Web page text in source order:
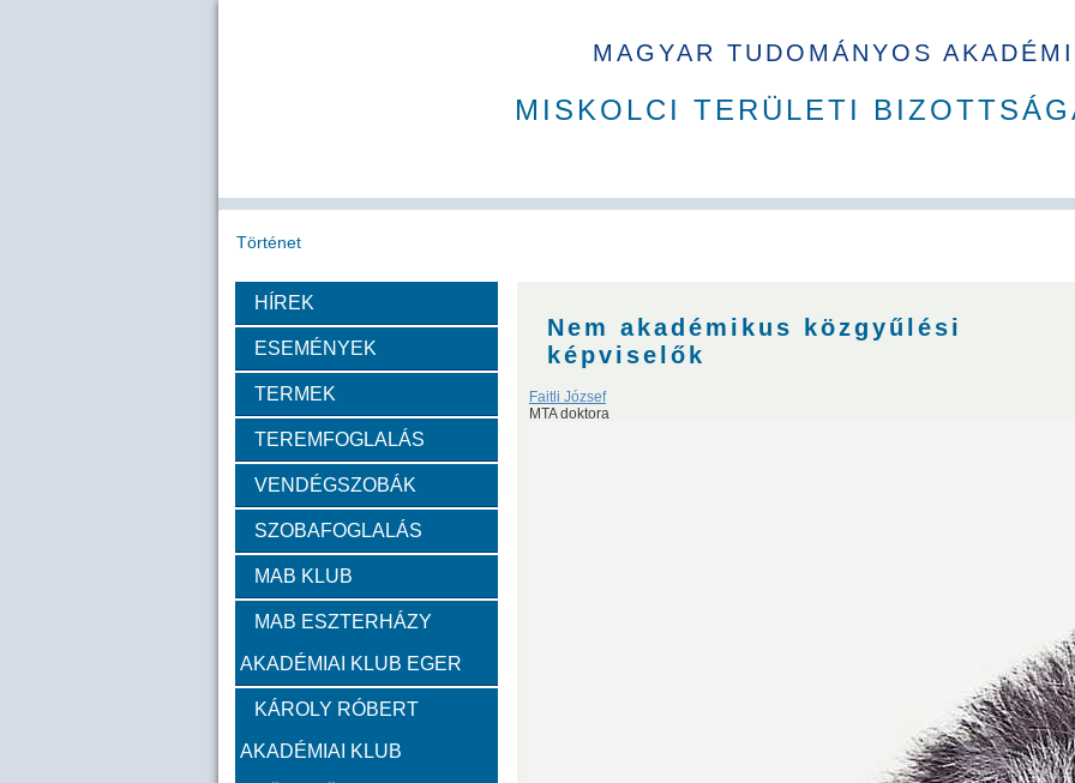
MAGYAR TUDOMÁNYOS
MISKOLCI TERÜLETI
Történet
Köszöntő
Díjazottak
Tudós arcképek
Csókás János Geleji Sándor
Zambó János
Választott vezetők Szak és
HÍREK
ESEMÉNYEK
TERMEK
TEREMFOGLALÁS
VENDÉGSZOBÁK
SZOBAFOGLALÁS
MAB KLUB
MAB ESZTERHÁZY
AKADÉMIAI KLUB EGER
KÁROLY RÓBERT
AKADÉMIAI KLUB
Nem akadémikus közgyűlési
képviselők
Faitli József
MTA doktora